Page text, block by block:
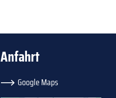
Anfahrt
Google Maps